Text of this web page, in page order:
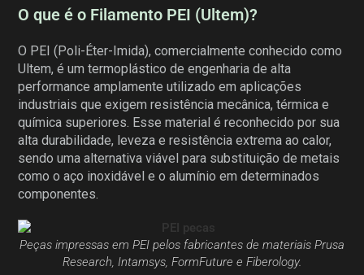
O que é o Filamento PEI (Ultem)?
O PEI (Poli-Éter-Imida), comercialmente conhecido como
Ultem, é um termoplástico de engenharia de alta
performance amplamente utilizado em aplicações
industriais que exigem resistência mecânica, térmica e
química superiores. Esse material é reconhecido por sua
alta durabilidade, leveza e resistência extrema ao calor,
sendo uma alternativa viável para substituição de metais
como o aço inoxidável e o alumínio em determinados
componentes.
Peças impressas em PEI pelos fabricantes de materiais Prusa
Research, Intamsys, FormFuture e Fiberology.